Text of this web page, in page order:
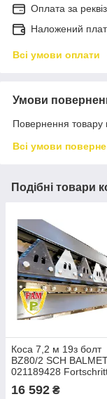
Оплата за
Наложений
Всі умови оплати
Умови
Повернення товару
Всі умови
Подібні товари
Коса 7,2 м 19з болт
BZ80/2 SCH
021189428
16 592 ₴